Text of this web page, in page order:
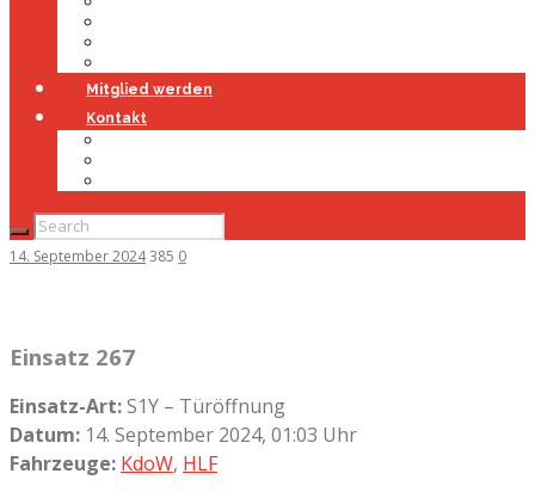
Mitglied werden
Kontakt
14. September 2024385 0
Einsatz 267
Einsatz-Art:S1Y – Türöffnung
Datum: 14. September 2024, 01:03 Uhr
Fahrzeuge: KdoW, HLF